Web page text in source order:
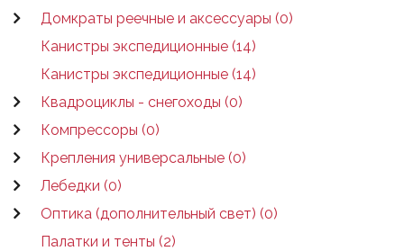
Домкраты реечные и аксессуары (0)
Канистры экспедиционные (14)
Канистры экспедиционные (14)
Квадроциклы - снегоходы (0)
Компрессоры (0)
Крепления универсальные (0)
Лебедки (0)
Оптика (дополнительный свет) (0)
Палатки и тенты (2)